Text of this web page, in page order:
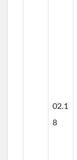
02.1
8